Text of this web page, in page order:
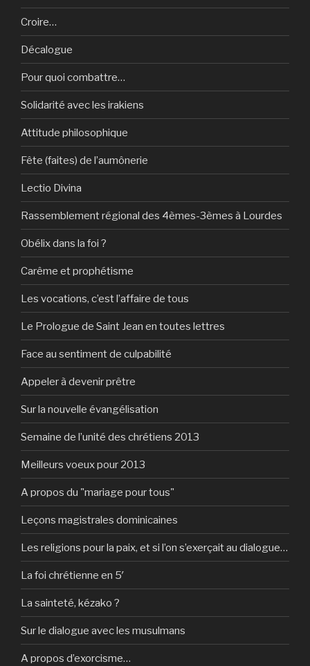
Croire…
Décalogue
Pour quoi combattre…
Solidarité avec les irakiens
Attitude philosophique
Fête (faites) de l’aumônerie
Lectio Divina
Rassemblement régional des 4èmes-3èmes à Lourdes
Obélix dans la foi ?
Carême et prophétisme
Les vocations, c’est l’affaire de tous
Le Prologue de Saint Jean en toutes lettres
Face au sentiment de culpabilité
Appeler à devenir prêtre
Sur la nouvelle évangélisation
Semaine de l’unité des chrétiens 2013
Meilleurs voeux pour 2013
A propos du "mariage pour tous"
Leçons magistrales dominicaines
Les religions pour la paix, et si l’on s’exerçait au dialogue…
La foi chrétienne en 5′
La sainteté, kézako ?
Sur le dialogue avec les musulmans
A propos d’exorcisme…